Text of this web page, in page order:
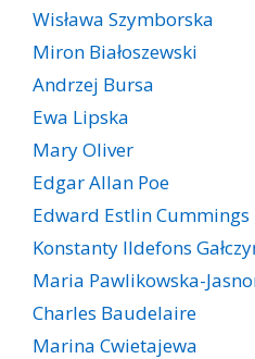
Wisława Szymborska
Miron Białoszewski
Andrzej Bursa
Ewa Lipska
Mary Oliver
Edgar Allan Poe
Edward Estlin Cummings
Konstanty Ildefons
Maria Pawlikowska-
Charles Baudelaire
Marina Cwietajewa